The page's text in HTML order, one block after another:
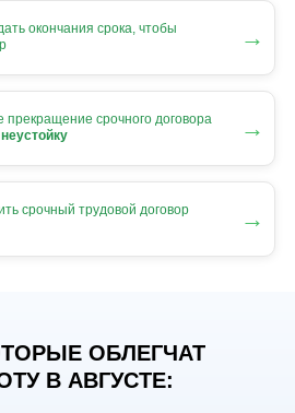
окончания срока, чтобы
→
прекращение срочного договора
→
срочный трудовой договор
→
ОБЛЕГЧАТ
В АВГУСТЕ: